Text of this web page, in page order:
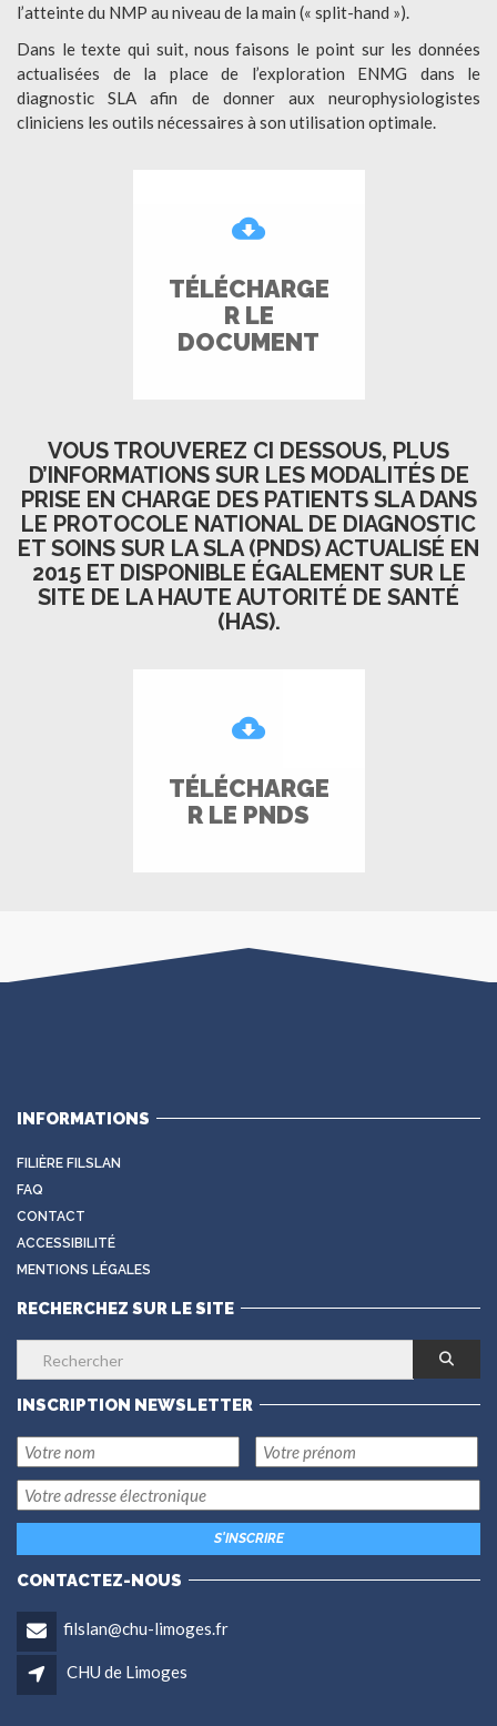
l’atteinte du NMP au niveau de la main (« split-hand »).
Dans le texte qui suit, nous faisons le point sur les données
actualisées de la place de l’exploration ENMG dans le
diagnostic SLA afin de donner aux neurophysiologistes
cliniciens les outils nécessaires à son utilisation optimale.
TÉLÉCHARGE
R LE
DOCUMENT
VOUS TROUVEREZ CI DESSOUS, PLUS
D’INFORMATIONS SUR LES MODALITÉS DE
PRISE EN CHARGE DES PATIENTS SLA DANS
LE PROTOCOLE NATIONAL DE DIAGNOSTIC
ET SOINS SUR LA SLA (PNDS) ACTUALISÉ EN
2015 ET DISPONIBLE ÉGALEMENT SUR LE
SITE DE LA HAUTE AUTORITÉ DE SANTÉ
(HAS).
TÉLÉCHARGE
R LE PNDS
INFORMATIONS
FILIÈRE FILSLAN
FAQ
CONTACT
ACCESSIBILITÉ
MENTIONS LÉGALES
RECHERCHEZ SUR LE SITE
INSCRIPTION NEWSLETTER
CONTACTEZ-NOUS
filslan@chu-limoges.fr
CHU de Limoges